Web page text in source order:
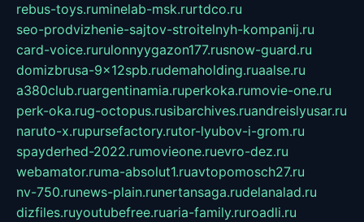
rebus-toys.ruminelab-msk.rurtdco.ru
seo-prodvizhenie-sajtov-stroitelnyh-kompanij.ru
card-voice.rurulonnyygazon177.rusnow-guard.ru
domizbrusa-9x12spb.rudemaholding.ruaalse.ru
a380club.ruargentinamia.ruperkoka.rumovie-one.ru
perk-oka.rug-octopus.rusibarchives.ruandreislyusar.ru
naruto-x.rupursefactory.rutor-lyubov-i-grom.ru
spayderhed-2022.rumovieone.ruevro-dez.ru
webamator.ruma-absolut1.ruavtopomosch27.ru
nv-750.runews-plain.runertansaga.rudelanalad.ru
dizfiles.ruyoutubefree.ruaria-family.ruroadli.ru